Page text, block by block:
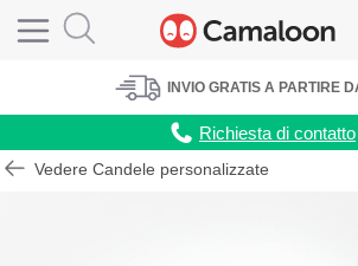
INVIO GRATIS A PARTIRE
Richiesta di contatto
Vedere Candele personalizzate